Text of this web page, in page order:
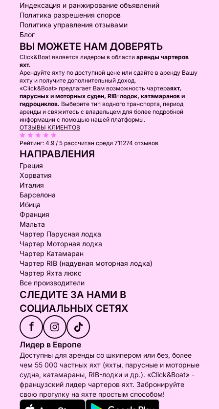
Индексация и ранжирование объявлений
Политика разрешения споров
Политика управления отзывами
Блог
ВЫ МОЖЕТЕ НАМ ДОВЕРЯТЬ
Click&Boat является лидером в области аренды чартеров
яхт.
Арендуйте яхту по доступной цене или сдайте в аренду Вашу
яхту и получите дополнительный доход.
«Click&Boat» предлагает Вам возможность чартераяхт,
парусных и моторных суден, RIB-лодок, катамаранов и
гидроциклов. Выберите тип водного транспорта, период
аренды и свяжитесь с владельцем для более подробной
информации с помощью нашей платформы.
ОТЗЫВЫ КЛИЕНТОВ
Рейтинг: 4.9 / 5 рассчитан среди 711274 отзывов
НАПРАВЛЕНИЯ
Греция
Хорватия
Италия
Барселона
Ибица
Франция
Мальта
Чартер Парусная лодка
Чартер Моторная лодка
Чартер Катамаран
Чартер RIB (надувная моторная лодка)
Чартер Яхта люкс
Все производители
СЛЕДИТЕ ЗА НАМИ В
СОЦИАЛЬНЫХ СЕТЯХ
f
Лидер в Европе
Доступны для аренды со шкипером или без, более
чем 55 000 частных яхт (яхты, парусные и моторные
судна, катамараны, RIB-лодки и др.). «Click&Boat» -
французский лидер чартеров яхт. Забронируйте
свою прогулку на яхте простым способом!